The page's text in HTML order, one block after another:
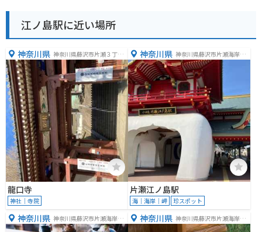
江ノ島駅に近い場所
神奈川県 神奈川県藤沢市片瀬３丁目
１３−３７
龍口寺
神社｜寺院
神奈川県 神奈川県藤沢市片瀬海岸２
丁目１５
片瀬江ノ島駅
海｜海岸｜岬 珍スポット
神奈川県 神奈川県藤沢市片瀬海岸２
丁目２０－１２
神奈川県 神奈川県藤沢市片瀬海岸２
丁目１９−１